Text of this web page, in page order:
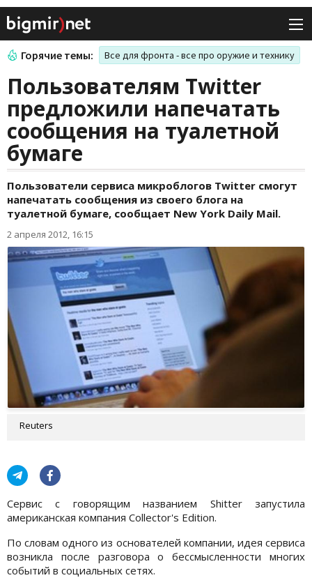
Горячие темы: Все для фронта - все про оружие и технику
Пользователям Twitter
предложили напечатать
сообщения на туалетной
бумаге
Пользователи сервиса микроблогов Twitter смогут
напечатать сообщения из своего блога на
туалетной бумаге, сообщает New York Daily Mail.
2 апреля 2012, 16:15
Reuters
Сервис с говорящим названием Shitter запустила
американская компания Collector's Edition.
По словам одного из основателей компании, идея сервиса
возникла после разговора о бессмысленности многих
событий в социальных сетях.